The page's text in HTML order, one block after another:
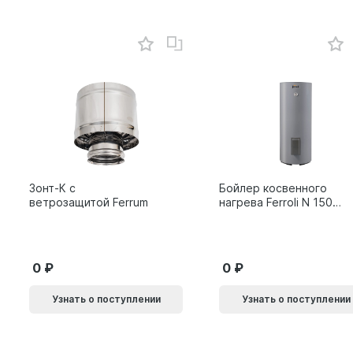
Зонт-К с
ветрозащитой Ferrum
0
Узнать о поступлении
Бойлер косвенного
нагрева Ferroli N 150
0
Узнать о поступлении